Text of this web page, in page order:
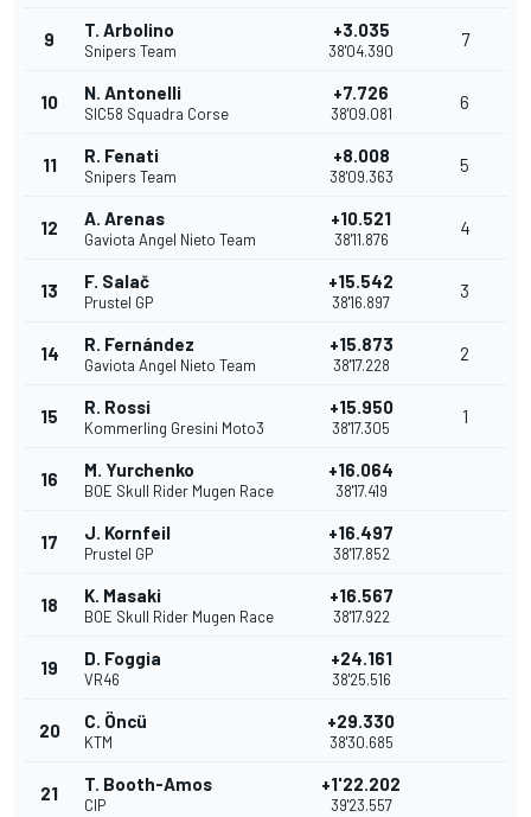
9 T. Arbolino
Snipers Team
+3.035
38'04.390
7
10 N. Antonelli
SIC58 Squadra Corse
+7.726
38'09.081
6
11 R. Fenati
Snipers Team
+8.008
38'09.363
5
12 A. Arenas
Gaviota Angel Nieto Team
+10.521
38'11.876
4
13 F. Salač
Prustel GP
+15.542
38'16.897
3
14 R. Fernández
Gaviota Angel Nieto Team
+15.873
38'17.228
2
15 R. Rossi
Kommerling Gresini Moto3
+15.950
38'17.305
1
16 M. Yurchenko
BOE Skull Rider Mugen Race
+16.064
38'17.419
17 J. Kornfeil
Prustel GP
+16.497
38'17.852
18 K. Masaki
BOE Skull Rider Mugen Race
+16.567
38'17.922
19 D. Foggia
VR46
+24.161
38'25.516
20 C. Öncü
KTM
+29.330
38'30.685
21 T. Booth-Amos
CIP
+1'22.202
39'23.557